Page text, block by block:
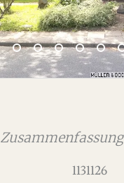
Zusammenfassung
1131126